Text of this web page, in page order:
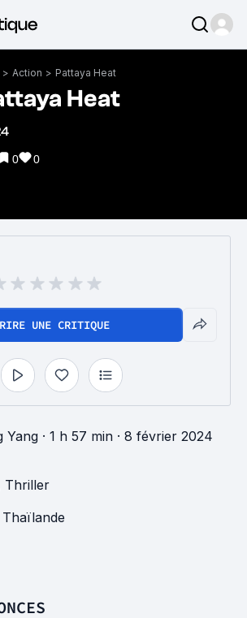
> Action > Pattaya Heat
Heat
0 0
UNE CRITIQUE
Yang · 1 h 57 min · 8 février 2024
Thriller
Thaïlande